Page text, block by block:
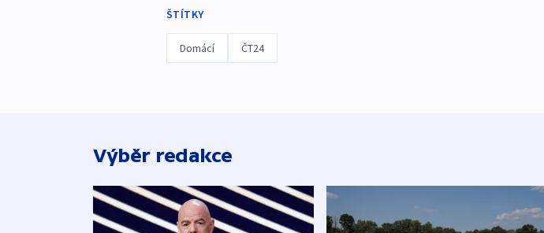
ŠTÍTKY
Domácí ČT24
Výběr redakce